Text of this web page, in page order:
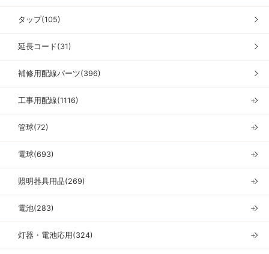
タップ(105)
延長コード(31)
補修用配線パーツ(396)
工事用配線(1116) ＋
管球(72) ＋
電球(693) ＋
照明器具用品(269) ＋
電池(283) ＋
灯器・電池応用(324) ＋